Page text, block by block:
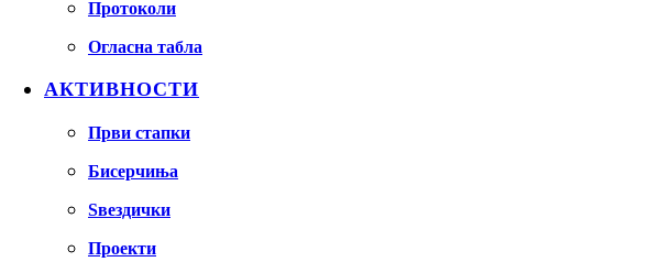
Протоколи
Огласна табла
АКТИВНОСТИ
Први стапки
Бисерчиња
Ѕвездички
Проекти